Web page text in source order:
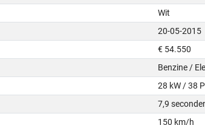
Wit
20-05-2015
€ 54.550
Benzine /
28 kW / 38
7,9
150 km/h